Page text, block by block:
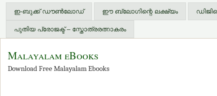
ഇ-ബുക്ക് ഡൗണ്‍ലോഡ് ഈ ബ്ലോഗിന്റെ ലക്ഷ്യം
പുതിയ പ്രോജക്ട് – സ്തോത്രരത്നാകരം
Malayalam eBooks
Download Free Malayalam Ebooks